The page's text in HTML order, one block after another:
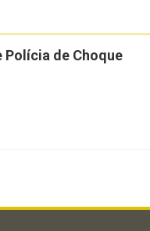
Polícia de Choque